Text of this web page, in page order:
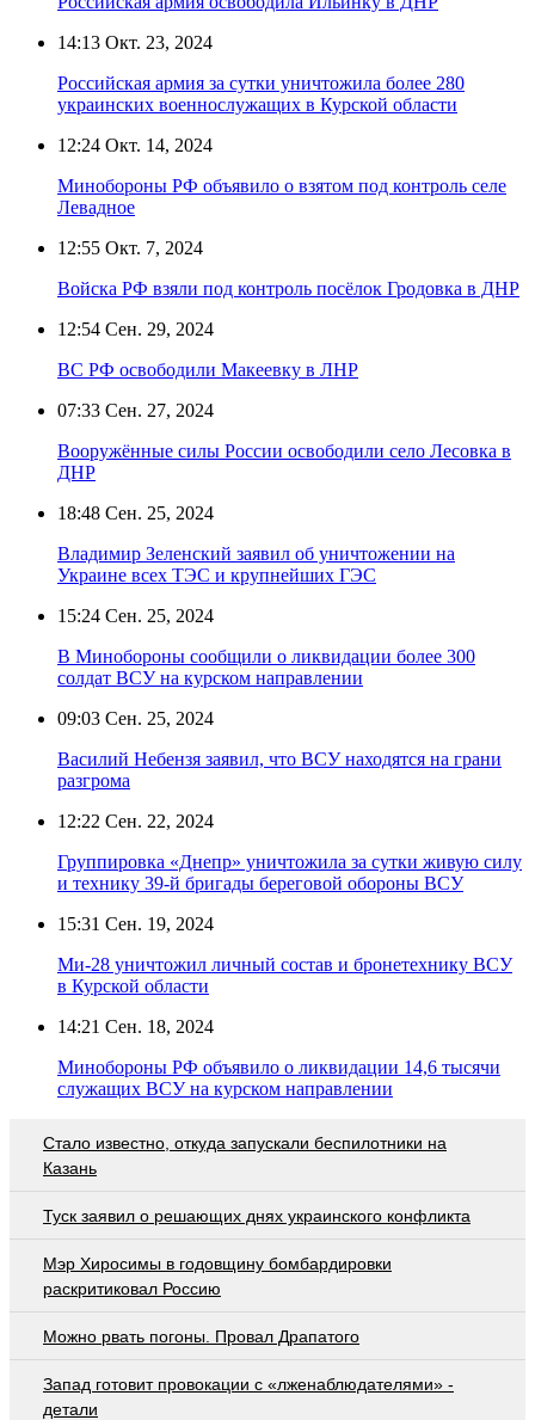
14:13 Окт. 23, 2024
Российская армия за сутки уничтожила более 280
украинских военнослужащих в Курской области
12:24 Окт. 14, 2024
Минобороны РФ объявило о взятом под контроль селе
Левадное
12:55 Окт. 7, 2024
Войска РФ взяли под контроль посёлок Гродовка в ДНР
12:54 Сен. 29, 2024
ВС РФ освободили Макеевку в ЛНР
07:33 Сен. 27, 2024
Вооружённые силы России освободили село Лесовка в
ДНР
18:48 Сен. 25, 2024
Владимир Зеленский заявил об уничтожении на
Украине всех ТЭС и крупнейших ГЭС
15:24 Сен. 25, 2024
В Минобороны сообщили о ликвидации более 300
солдат ВСУ на курском направлении
09:03 Сен. 25, 2024
Василий Небензя заявил, что ВСУ находятся на грани
разгрома
12:22 Сен. 22, 2024
Группировка «Днепр» уничтожила за сутки живую силу
и технику 39-й бригады береговой обороны ВСУ
15:31 Сен. 19, 2024
Ми-28 уничтожил личный состав и бронетехнику ВСУ
в Курской области
14:21 Сен. 18, 2024
Минобороны РФ объявило о ликвидации 14,6 тысячи
служащих ВСУ на курском направлении
Стало известно, откуда запускали беспилотники на
Казань
Туск заявил о решающих днях украинского конфликта
Мэр Хиросимы в годовщину бомбардировки
раскритиковал Россию
Можно рвать погоны. Провал Драпатого
Запад готовит провокации с «лженаблюдателями» -
детали